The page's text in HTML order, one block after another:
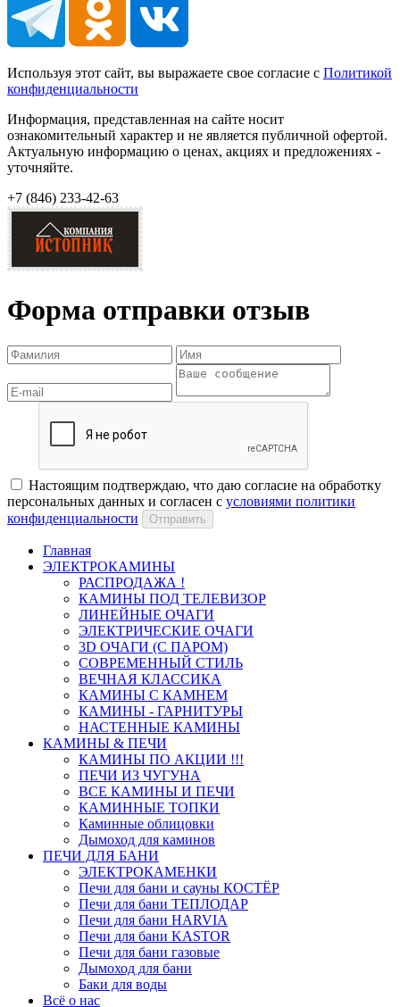
Используя этот сайт, вы выражаете свое согласие с Политикой
конфиденциальности
Информация, представленная на сайте носит
ознакомительный характер и не является публичной офертой.
Актуальную информацию о ценах, акциях и предложениях -
уточняйте.
+7 (846) 233-42-63
Форма отправки отзыв
Настоящим подтверждаю, что даю согласие на обработку
персональных данных и согласен с условиями политики
конфиденциальности
Отправить
Главная
ЭЛЕКТРОКАМИНЫ
РАСПРОДАЖА !
КАМИНЫ ПОД ТЕЛЕВИЗОР
ЛИНЕЙНЫЕ ОЧАГИ
ЭЛЕКТРИЧЕСКИЕ ОЧАГИ
3D ОЧАГИ (С ПАРОМ)
СОВРЕМЕННЫЙ СТИЛЬ
ВЕЧНАЯ КЛАССИКА
КАМИНЫ С КАМНЕМ
КАМИНЫ - ГАРНИТУРЫ
НАСТЕННЫЕ КАМИНЫ
КАМИНЫ & ПЕЧИ
КАМИНЫ ПО АКЦИИ !!!
ПЕЧИ ИЗ ЧУГУНА
ВСЕ КАМИНЫ И ПЕЧИ
КАМИННЫЕ ТОПКИ
Каминные облицовки
Дымоход для каминов
ПЕЧИ ДЛЯ БАНИ
ЭЛЕКТРОКАМЕНКИ
Печи для бани и сауны КОСТЁР
Печи для бани ТЕПЛОДАР
Печи для бани HARVIA
Печи для бани KASTOR
Печи для бани газовые
Дымоход для бани
Баки для воды
Всё о нас